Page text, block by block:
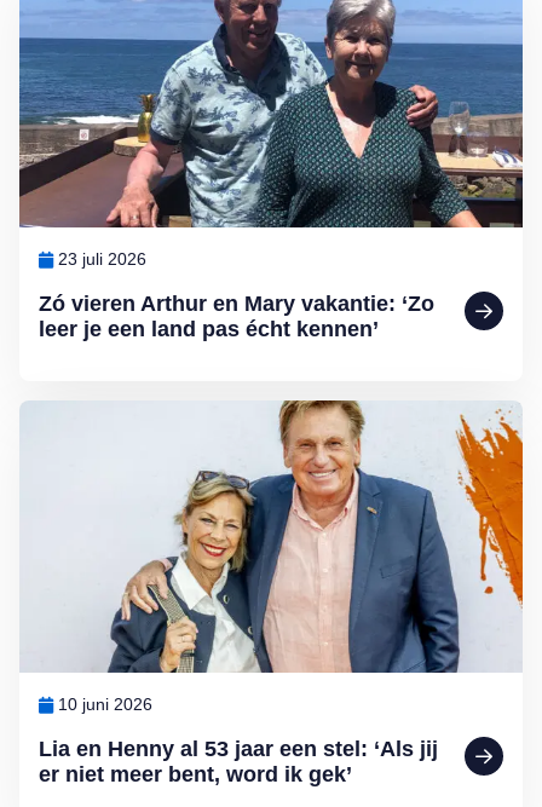
Zó vieren Arthur en Mary vakantie: ‘Zo
leer je een land pas écht kennen’
23 juli 2026
Lia en Henny al 53 jaar een stel: ‘Als jij
er niet meer bent, word ik gek’
10 juni 2026
Lees meer over Lia en Henny al 53 jaar een stel: ‘Als jij er niet